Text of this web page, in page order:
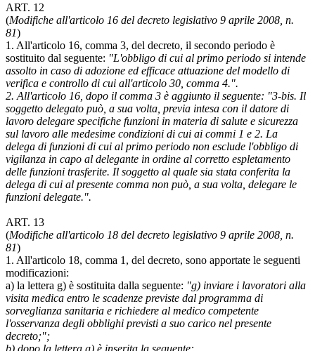
ART. 12
(Modifiche all'articolo 16 del decreto legislativo 9 aprile 2008, n.
81)
1. All'articolo 16, comma 3, del decreto, il secondo periodo è
sostituito dal seguente: "L'obbligo di cui al primo periodo si intende
assolto in caso di adozione ed efficace attuazione del modello di
verifica e controllo di cui all'articolo 30, comma 4.".
2. All'articolo 16, dopo il comma 3 è aggiunto il seguente: "3-bis. Il
soggetto delegato può, a sua volta, previa intesa con il datore di
lavoro delegare specifiche funzioni in materia di salute e sicurezza
sul lavoro alle medesime condizioni di cui ai commi 1 e 2. La
delega di funzioni di cui al primo periodo non esclude l'obbligo di
vigilanza in capo al delegante in ordine al corretto espletamento
delle funzioni trasferite. Il soggetto al quale sia stata conferita la
delega di cui al presente comma non può, a sua volta, delegare le
funzioni delegate.".
ART. 13
(Modifiche all'articolo 18 del decreto legislativo 9 aprile 2008, n.
81)
1. All'articolo 18, comma 1, del decreto, sono apportate le seguenti
modificazioni:
a) la lettera g) è sostituita dalla seguente: "g) inviare i lavoratori alla
visita medica entro le scadenze previste dal programma di
sorveglianza sanitaria e richiedere al medico competente
l'osservanza degli obblighi previsti a suo carico nel presente
decreto;";
b) dopo la lettera g) è inserita la seguente: